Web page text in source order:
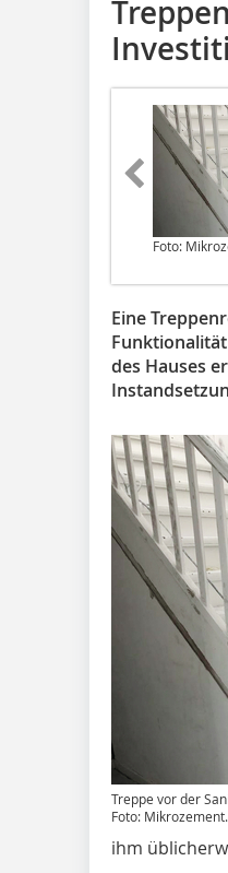
Foto:
Eine
des Hauses
Treppe vor der
Foto:
ihm